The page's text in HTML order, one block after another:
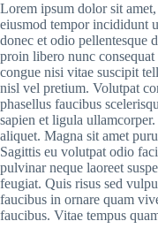
Lorem ipsum dolor sit
eiusmod tempor incididunt
donec et odio pellentesque
proin libero nunc
congue nisi vitae suscipit
nisl vel pretium. Volutpat
phasellus faucibus
sapien et ligula
aliquet. Magna sit amet
Sagittis eu volutpat odio
pulvinar neque laoreet
feugiat. Quis risus sed
faucibus in ornare quam
faucibus. Vitae tempus